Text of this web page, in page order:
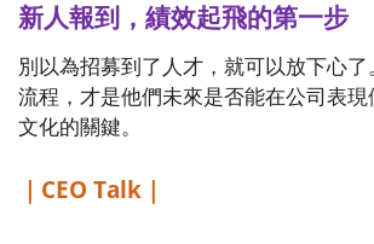
新人報到，績效起飛的第一步
別以為招募到了人才，就可以放下心了
流程，才是他們未來是否能在公司表現
文化的關鍵。
CEO Talk